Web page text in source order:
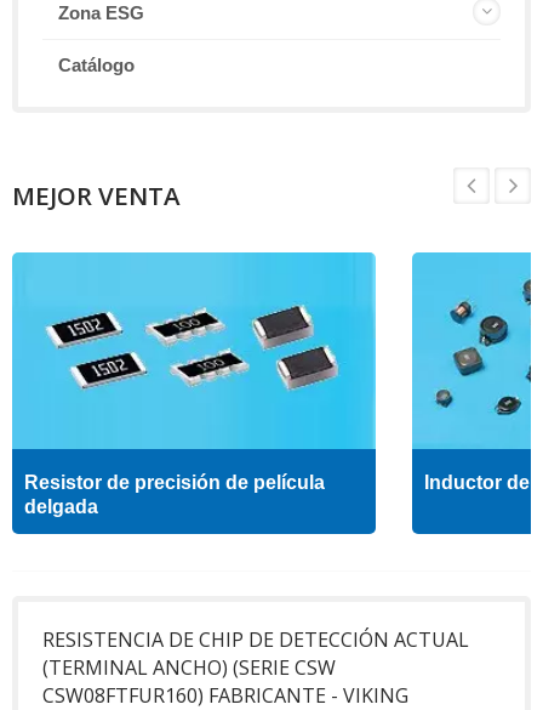
Zona ESG
Catálogo
MEJOR VENTA
Resistor de precisión de película
delgada
Inductor de
RESISTENCIA DE CHIP DE DETECCIÓN ACTUAL
(TERMINAL ANCHO) (SERIE CSW
CSW08FTFUR160) FABRICANTE - VIKING